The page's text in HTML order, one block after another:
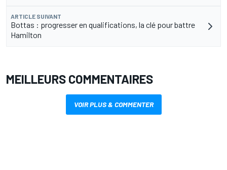
ARTICLE SUIVANT
Bottas : progresser en qualifications, la clé pour battre
Hamilton
MEILLEURS COMMENTAIRES
VOIR PLUS & COMMENTER